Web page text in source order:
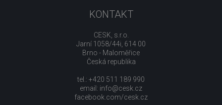
KONTAKT
CESK, s.r.o.
Jarní 1058/44i, 614 00
Brno - Maloměřice
Česká republika
tel.: +420 511 189 990
email: info@cesk.cz
facebook.com/cesk.cz